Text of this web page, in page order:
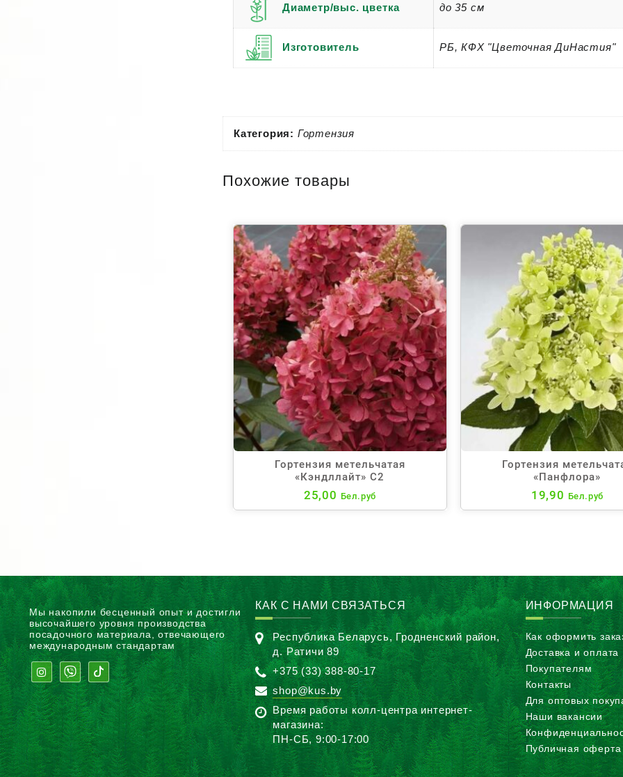
Диаметр/выс. цветка до 35 см
Изготовитель РБ, КФХ "Цветочная ДиНастия"
Категория: Гортензия
Похожие товары
Гортензия метельчатая
«Кэндллайт» С2
25,00 Бел.руб
Гортензия
«Панфлора»
19,90 Бел.руб
Мы накопили бесценный опыт и достигли
высочайшего уровня производства
посадочного материала, отвечающего
международным стандартам
КАК С НАМИ СВЯЗАТЬСЯ
Республика Беларусь, Гродненский район,
д. Ратичи 89
+375 (33) 388-80-17
shop@kus.by
Время работы колл-центра интернет-
магазина:
ПН-CБ, 9:00-17:00
ИНФОРМАЦИЯ
Как оформить
Доставка и оплата
Покупателям
Контакты
Для оптовых
Наши вакансии
Публичная оферта